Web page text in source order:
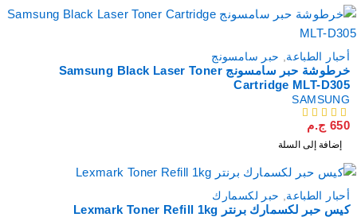
أحبار الطباعة, حبر سامسونج
خرطوشة حبر سامسونج Samsung Black Laser Toner
Cartridge MLT-D305
SAMSUNG
650 ج.م
إضافة إلى السلة
أحبار الطباعة, حبر لكسمارك
كيس حبر لكسمارك برنتر Lexmark Toner Refill 1kg